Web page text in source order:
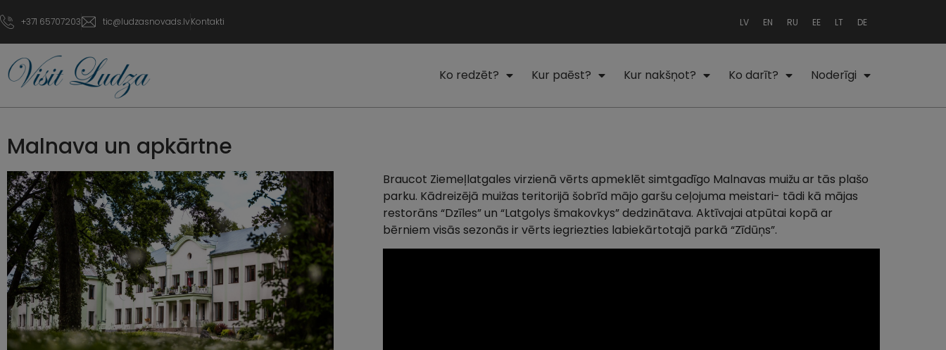
+371 65707203 tic@ludzasnovads.lvKontakti LV EN RU EE LT DE
Ko redzēt? Kur paēst? Kur nakšņot? Ko darīt? Noderīgi
Malnava un apkārtne
Braucot Ziemeļlatgales virzienā vērts apmeklēt simtgadīgo Malnavas muižu ar tās plašo
parku. Kādreizējā muižas teritorijā šobrīd mājo garšu ceļojuma meistari- tādi kā mājas
restorāns “Dzīles” un “Latgolys šmakovkys” dedzinātava. Aktīvajai atpūtai kopā ar
bērniem visās sezonās ir vērts iegriezties labiekārtotajā parkā “Zīdūņs”.